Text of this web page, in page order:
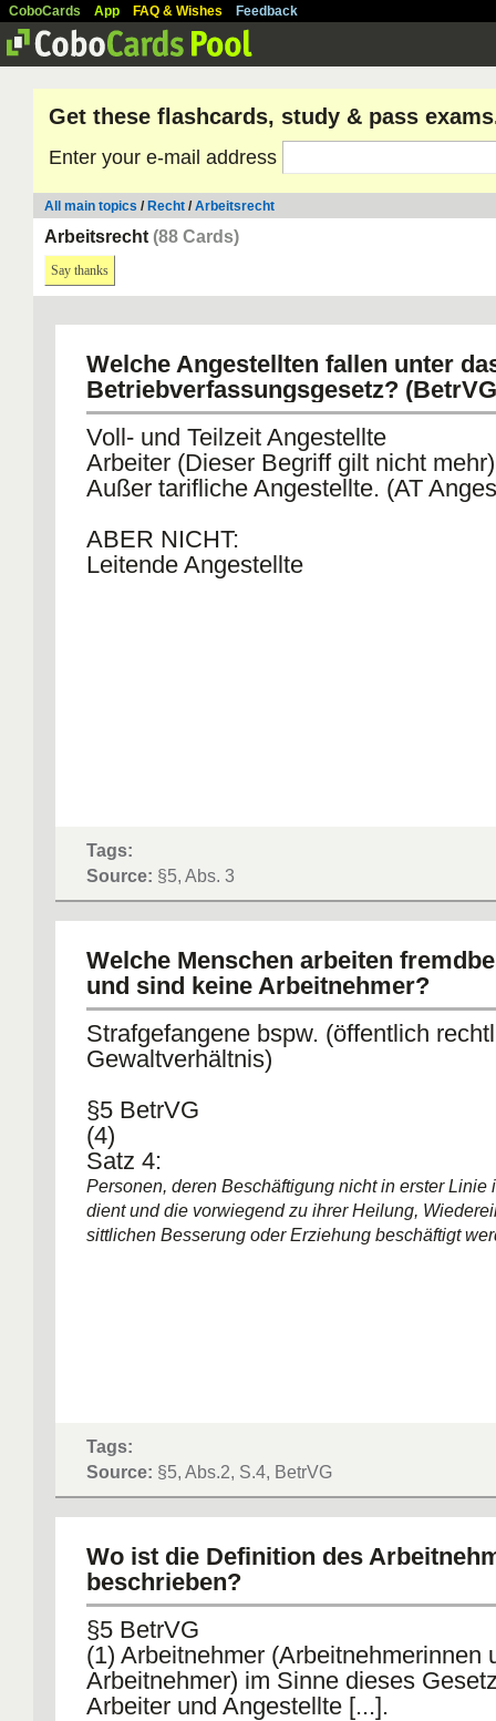
CoboCards App FAQ & Wishes Feedback
Get these flashcards, study & pass
Enter your e-mail address
All main topics / Recht /Arbeitsrecht
Arbeitsrecht (88 Cards)
Say thanks
Welche Angestellten fallen unter
Betriebverfassungsgesetz?
Voll- und Teilzeit Angestellte
Arbeiter (Dieser Begriff gilt nicht mehr)
Außer tarifliche Angestellte. (AT
ABER NICHT:
Leitende Angestellte
Tags:
Source: §5, Abs. 3
Welche Menschen arbeiten
und sind keine Arbeitnehmer?
Strafgefangene bspw. (öffentlich
Gewaltverhältnis)
§5 BetrVG
(4)
Satz 4:
Personen, deren Beschäftigung nicht in erster Linie
dient und die vorwiegend zu ihrer Heilung,
sittlichen Besserung oder Erziehung beschäftigt
Tags:
Source: §5, Abs.2, S.4, BetrVG
Wo ist die Definition des
beschrieben?
§5 BetrVG
(1) Arbeitnehmer (Arbeitnehmerinnen
Arbeitnehmer) im Sinne dieses
Arbeiter und Angestellte [...].